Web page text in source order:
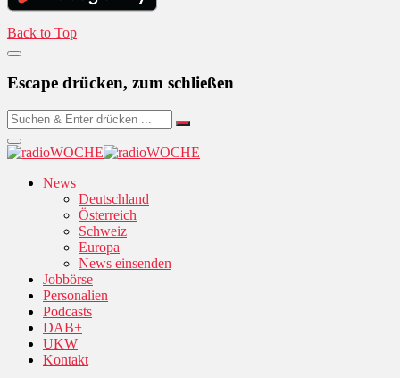
Back to Top
Escape drücken, zum schließen
News
Deutschland
Österreich
Schweiz
Europa
News einsenden
Jobbörse
Personalien
Podcasts
DAB+
UKW
Kontakt